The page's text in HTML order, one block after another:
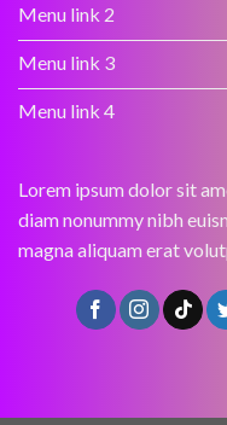
Menu link 2
Menu link 3
Menu link 4
Lorem ipsum dolor sit
diam nonummy nibh
magna aliquam erat